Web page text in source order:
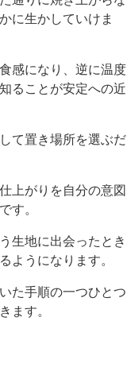
に生かしていけま
感になり、逆に温度
ることが安定への近
て置き場所を選ぶだ
上がりを自分の意図
す。
生地に出会ったとき
ようになります。
た手順の一つひとつ
ます。